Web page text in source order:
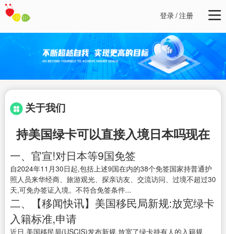
登录/注册
关于我们
持美国绿卡可以直接入境日本吗现在
一、官宣!对日本等9国免签
自2024年11月30日起,包括上述9国在内的38个免签国家持普通护
照人员来华经商、旅游观光、探亲访友、交流访问、过境不超过30
天,可免办签证入境。不符合免签条件...
二、【移闻快讯】美国移民局新规:放宽绿卡
入籍标准,申请
近日,美国移民局(USCIS)发布新规,放宽了绿卡持有人的入籍规